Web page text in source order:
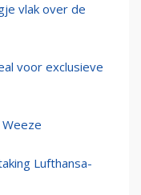
vlak over de
voor exclusieve
Lufthansa-